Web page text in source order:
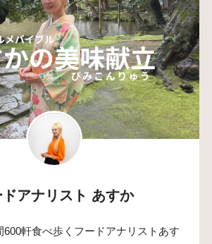
ドアナリスト あすか
600軒食べ歩くフードアナリストあす